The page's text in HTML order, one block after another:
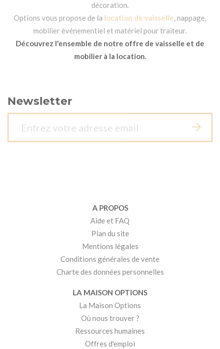
décoration.
Options vous propose de la location de vaisselle, nappage,
mobilier événementiel et matériel pour traiteur.
Découvrez l'ensemble de notre offre de vaisselle et de
mobilier à la location.
Newsletter
A PROPOS
Aide et FAQ
Plan du site
Mentions légales
Conditions générales de vente
Charte des données personnelles
LA MAISON OPTIONS
La Maison Options
Où nous trouver ?
Ressources humaines
Offres d'emploi